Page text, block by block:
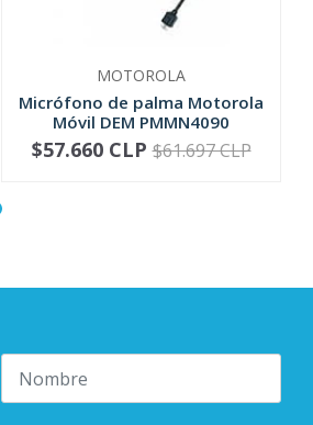
MOTOROLA
Micrófono de palma Motorola
Móvil DEM PMMN4090
+
-$57.660 CLP$61.697 CLP